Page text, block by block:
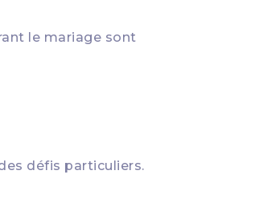
le mariage sont
défis particuliers.